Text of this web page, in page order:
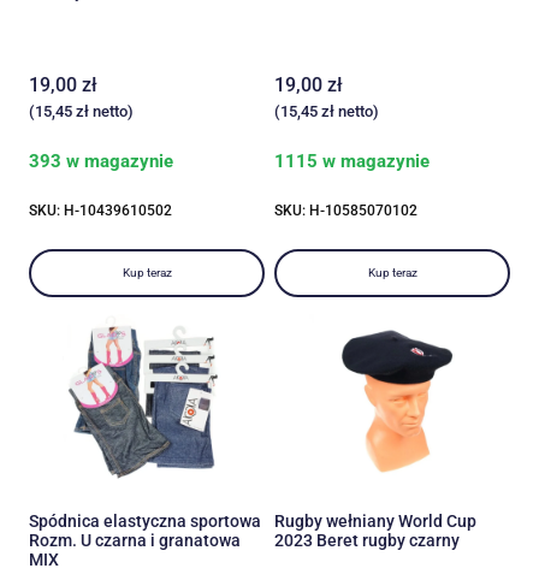
19,00 zł
(15,45 zł netto)
393 w magazynie
SKU: H-10439610502
Kup teraz
19,00 zł
(15,45 zł netto)
1115 w magazynie
SKU: H-10585070102
Kup teraz
Spódnica elastyczna sportowa
Rozm. U czarna i granatowa
MIX
Rugby wełniany World Cup
2023 Beret rugby czarny